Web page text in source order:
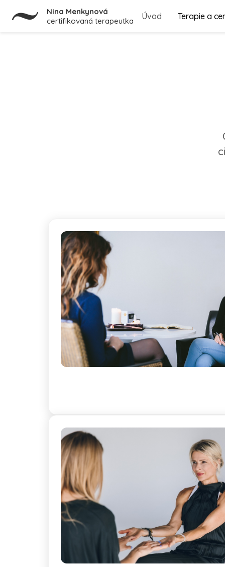
Nina Menkynová
certifikovaná terapeutka
Úvod Terapie a